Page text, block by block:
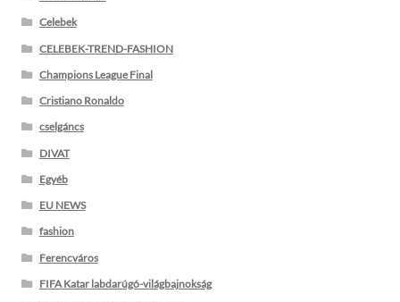
Celebek
CELEBEK-TREND-FASHION
Champions League Final
Cristiano Ronaldo
cselgáncs
DIVAT
Egyéb
EU NEWS
fashion
Ferencváros
FIFA Katar labdarúgó-világbajnokság